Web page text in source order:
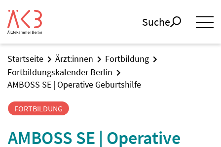
Suche
Startseite Ärzt:innen
Fortbildung
Fortbildungskalender Berlin
AMBOSS SE | Operative Geburtshilfe
FORTBILDUNG
AMBOSS SE | Operative